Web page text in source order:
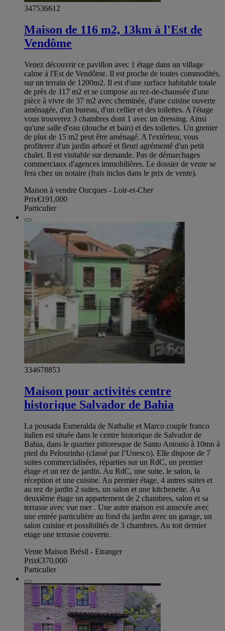
347536612
Maison de 116 m2, 13km à l'Est de
Vendôme
Venez découvrir ce pavillon avec 1 étage dans un village
calme à l'Est de Vendôme. Il est proche de toutes commodités,
sur un terrain de 1200m2. Il est d'une surface habitable totale
de près de 117 m2 et se compose au rez-de-chaussée d'une
pièce à vivre de 37 m2 avec cheminée, d'une cuisine ouverte
aménagée, d'un bureau, d'un cellier et des toilettes. A l'étage
vous trouverez 3 chambres dont 1 avec un dressing. Ainsi
qu'une salle d'eau (douche et bain) et des toilettes. Un grenier
de plus de 15 m2 peut être aménagé. A l'extérieur, vous
profiterez d'un jardin arboré et fleuri agrémenté d'un petit
chalet. Il est visitable sur demande. Pas de démarchages
commerciaux d'agences immobilières. Le dossier de vente se
fera chez un notaire (frais inclus dans le prix de vente).
Maison à vendre Oucques - Loir-et-Cher
Prix€191,000
Particulier
334678853
Maison pour activités centre
historique Salvador de Bahia
La pousada Esmeralda de Nathalie et Marco couple franco
italien est située dans le centre historique de Salvador de
Bahia, dans le quartier pittoresque de Santo Antonio à 10mn à
pied du Pelourinho (classé par l’Unesco). Elle dispose de 7
suites commercialisées, réparties sur un RdC, un premier
étage et un rez de jardin. Au RdC, une suite, le salon, la
réception et une cuisine. Au premier étage, 4 autres suites et
au rez de jardin 2 suites, un salon et une kitchenette. Au
deuxième étage un appartement de 2 chambres, salon et sa
terrasse avec vue mer . Une autre maison est annexée avec
une entrée particulière au fond du jardin avec un garage, un
salon cuisine et possibilités de 3 chambres. Au toit dernier
etage une terrasse couverte.
Vente Maison Brésil - Etranger
Prix€370,000
Particulier